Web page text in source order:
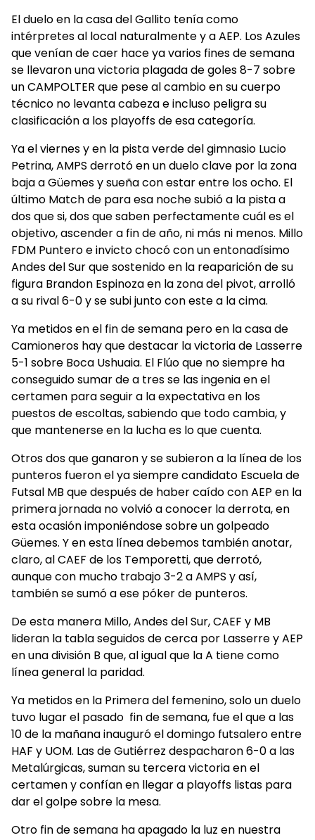
El duelo en la casa del Gallito tenía como
intérpretes al local naturalmente y a AEP. Los Azules
que venían de caer hace ya varios fines de semana
se llevaron una victoria plagada de goles 8-7 sobre
un CAMPOLTER que pese al cambio en su cuerpo
técnico no levanta cabeza e incluso peligra su
clasificación a los playoffs de esa categoría.
Ya el viernes y en la pista verde del gimnasio Lucio
Petrina, AMPS derrotó en un duelo clave por la zona
baja a Güemes y sueña con estar entre los ocho. El
último Match de para esa noche subió a la pista a
dos que si, dos que saben perfectamente cuál es el
objetivo, ascender a fin de año, ni más ni menos. Millo
FDM Puntero e invicto chocó con un entonadísimo
Andes del Sur que sostenido en la reaparición de su
figura Brandon Espinoza en la zona del pivot, arrolló
a su rival 6-0 y se subi junto con este a la cima.
Ya metidos en el fin de semana pero en la casa de
Camioneros hay que destacar la victoria de Lasserre
5-1 sobre Boca Ushuaia. El Flúo que no siempre ha
conseguido sumar de a tres se las ingenia en el
certamen para seguir a la expectativa en los
puestos de escoltas, sabiendo que todo cambia, y
que mantenerse en la lucha es lo que cuenta.
Otros dos que ganaron y se subieron a la línea de los
punteros fueron el ya siempre candidato Escuela de
Futsal MB que después de haber caído con AEP en la
primera jornada no volvió a conocer la derrota, en
esta ocasión imponiéndose sobre un golpeado
Güemes. Y en esta línea debemos también anotar,
claro, al CAEF de los Temporetti, que derrotó,
aunque con mucho trabajo 3-2 a AMPS y así,
también se sumó a ese póker de punteros.
De esta manera Millo, Andes del Sur, CAEF y MB
lideran la tabla seguidos de cerca por Lasserre y AEP
en una división B que, al igual que la A tiene como
línea general la paridad.
Ya metidos en la Primera del femenino, solo un duelo
tuvo lugar el pasado fin de semana, fue el que a las
10 de la mañana inauguró el domingo futsalero entre
HAF y UOM. Las de Gutiérrez despacharon 6-0 a las
Metalúrgicas, suman su tercera victoria en el
certamen y confían en llegar a playoffs listas para
dar el golpe sobre la mesa.
Otro fin de semana ha apagado la luz en nuestra